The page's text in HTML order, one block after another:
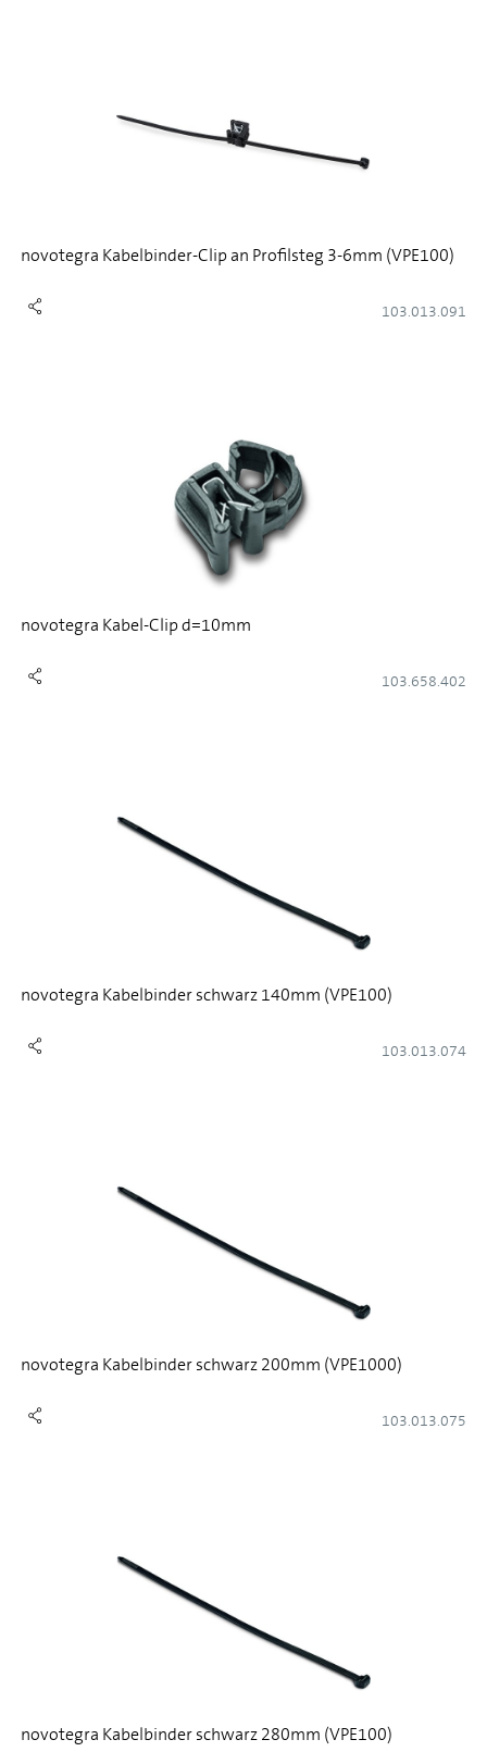
novotegra Kabelbinder-Clip an Profilsteg 3-6mm (VPE100)
103.013.091
novotegra Kabel-Clip d=10mm
103.658.402
novotegra Kabelbinder schwarz 140mm (VPE100)
103.013.074
novotegra Kabelbinder schwarz 200mm (VPE1000)
103.013.075
novotegra Kabelbinder schwarz 280mm (VPE100)